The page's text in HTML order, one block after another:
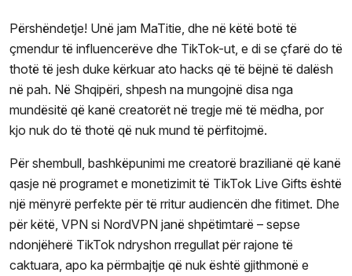
Përshëndetje! Unë jam MaTitie, dhe në këtë botë të
çmendur të influencerëve dhe TikTok-ut, e di se çfarë do të
thotë të jesh duke kërkuar ato hacks që të bëjnë të dalësh
në pah. Në Shqipëri, shpesh na mungojnë disa nga
mundësitë që kanë creatorët në tregje më të mëdha, por
kjo nuk do të thotë që nuk mund të përfitojmë.
Për shembull, bashkëpunimi me creatorë brazilianë që kanë
qasje në programet e monetizimit të TikTok Live Gifts është
një mënyrë perfekte për të rritur audiencën dhe fitimet. Dhe
për këtë, VPN si NordVPN janë shpëtimtarë – sepse
ndonjëherë TikTok ndryshon rregullat për rajone të
caktuara, apo ka përmbajtje që nuk është gjithmonë e